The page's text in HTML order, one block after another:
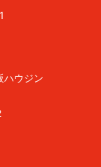
ウジン